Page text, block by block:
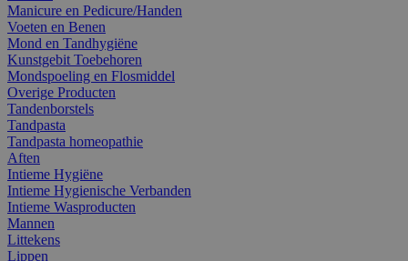
Manicure en Pedicure/Handen
Voeten en Benen
Mond en Tandhygiëne
Kunstgebit Toebehoren
Mondspoeling en Flosmiddel
Overige Producten
Tandenborstels
Tandpasta
Tandpasta homeopathie
Aften
Intieme Hygiëne
Intieme Hygienische Verbanden
Intieme Wasproducten
Mannen
Littekens
Lippen